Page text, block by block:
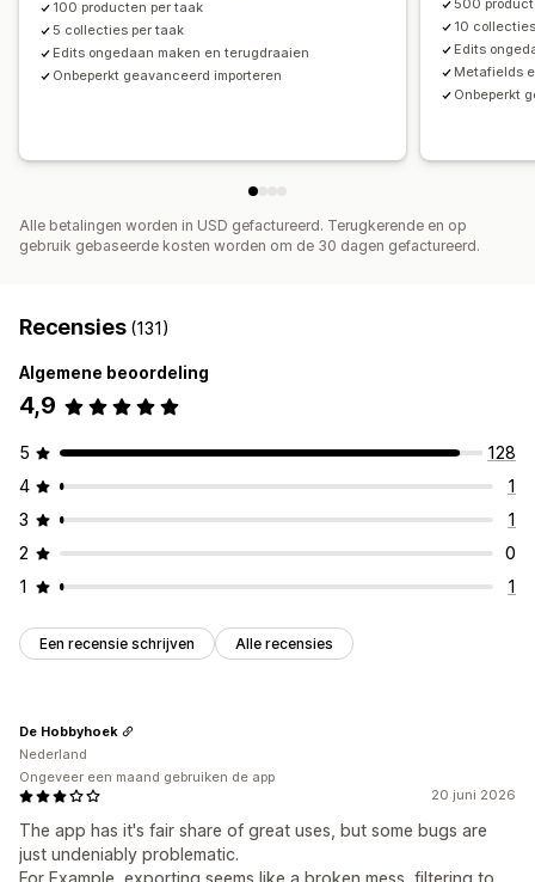
100 producten per taak
5 collecties per taak
Edits ongedaan maken en terugdraaien
Onbeperkt geavanceerd importeren
500
10
Edits
Metafields
Onbeperkt
Alle betalingen worden in USD gefactureerd. Terugkerende en op
gebruik gebaseerde kosten worden om de 30 dagen gefactureerd.
Recensies (131)
Algemene beoordeling
4,9
5
128
4
1
3
1
2
0
1
1
Een recensie schrijven Alle recensies
20 juni 2026
The app has it's fair share of great uses, but some bugs are
just undeniably problematic.
De Hobbyhoek
Nederland
Ongeveer een maand gebruiken de app